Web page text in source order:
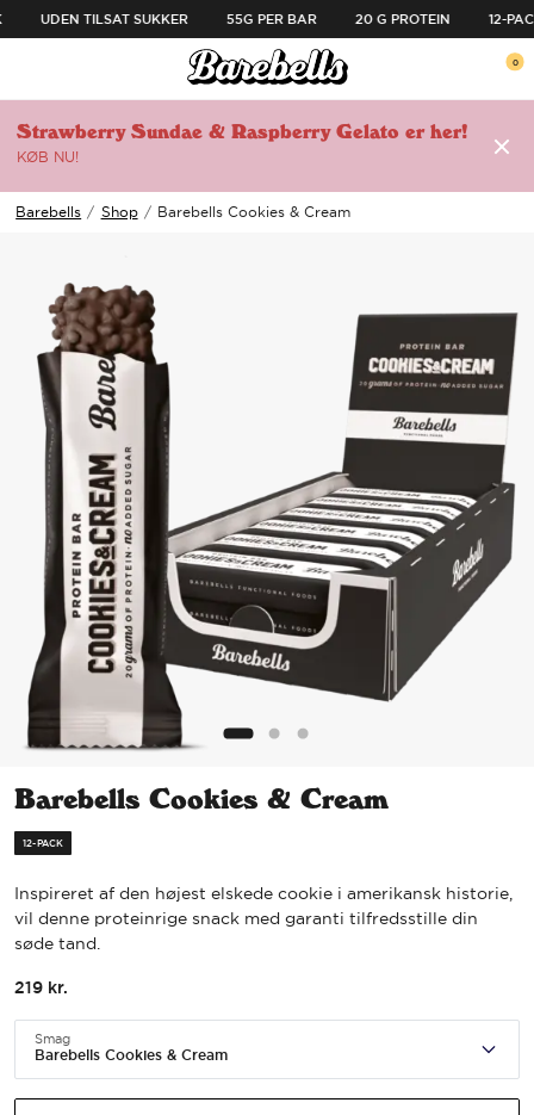
UDEN TILSAT SUKKER 55G PER BAR 20 G PROTEIN 12-
0
Strawberry Sundae & Raspberry Gelato er her!
KØB NU!
Barebells / Shop / Barebells Cookies & Cream
Barebells Cookies & Cream
12-PACK
Inspireret af den højest elskede cookie i amerikansk historie,
vil denne proteinrige snack med garanti tilfredsstille din
søde tand.
219 kr.
Smag
Barebells Cookies & Cream
menuen